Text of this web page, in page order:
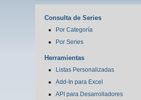
Consulta de Series
Por Categoría
Por Series
Herramientas
Listas Personalizadas
Add-In para Excel
API para Desarrolladores